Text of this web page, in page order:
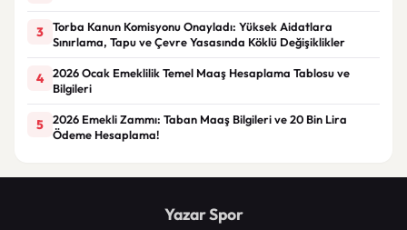
3
Torba Kanun Komisyonu Onayladı: Yüksek Aidatlara
Sınırlama, Tapu ve Çevre Yasasında Köklü Değişiklikler
4
2026 Ocak Emeklilik Temel Maaş Hesaplama Tablosu ve
Bilgileri
5
2026 Emekli Zammı: Taban Maaş Bilgileri ve 20 Bin Lira
Ödeme Hesaplama!
Yazar Spor